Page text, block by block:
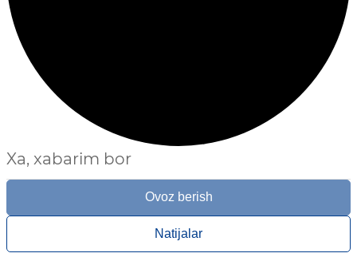
Xa, xabarim bor
Ovoz berish
Natijalar